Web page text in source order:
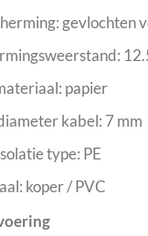
gevlochten
papier
kabel: 7 mm
type: PE
koper / PVC